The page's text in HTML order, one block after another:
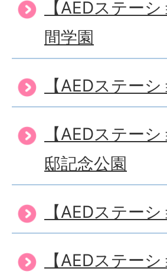
【AEDステー
間学園
【AEDステー
【AEDステー
邸記念公園
【AEDステー
【AEDステー